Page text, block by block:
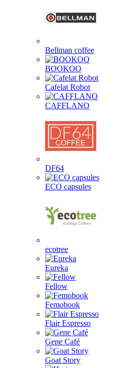
Bellman coffee
BOOKOO
Cafelat Robot
CAFFLANO
DF64
ECO capsules
ecotree
Eureka
Fellow
Femobook
Flair Espresso
Gene Café
Goat Story